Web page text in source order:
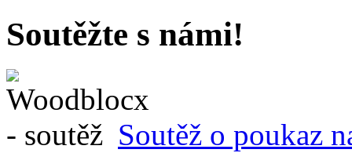
Soutěžte s námi!
Soutěž o poukaz